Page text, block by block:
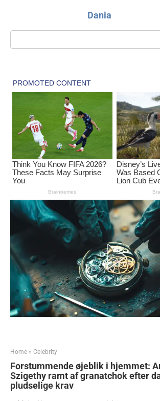
Dania
Search:
Home » Celebrity
Forstummende øjeblik i hjemmet:
Szigethy ramt af granatchok efter
pludselige krav